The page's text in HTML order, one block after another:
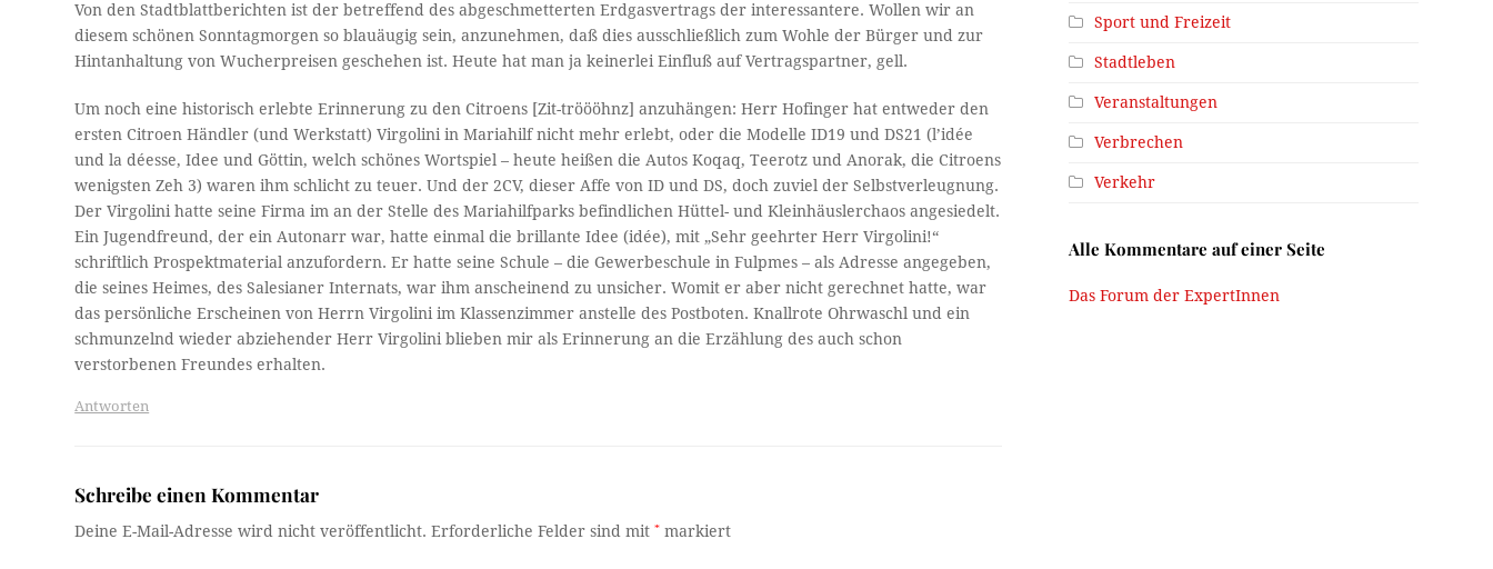
Von den Stadtblattberichten ist der betreffend des abgeschmetterten Erdgasvertrags der interessantere. Wollen wir an
diesem schönen Sonntagmorgen so blauäugig sein, anzunehmen, daß dies ausschließlich zum Wohle der Bürger und zur
Hintanhaltung von Wucherpreisen geschehen ist. Heute hat man ja keinerlei Einfluß auf Vertragspartner, gell.
Um noch eine historisch erlebte Erinnerung zu den Citroens [Zit-tröööhnz] anzuhängen: Herr Hofinger hat entweder den
ersten Citroen Händler (und Werkstatt) Virgolini in Mariahilf nicht mehr erlebt, oder die Modelle ID19 und DS21 (l’idée
und la déesse, Idee und Göttin, welch schönes Wortspiel – heute heißen die Autos Koqaq, Teerotz und Anorak, die Citroens
wenigsten Zeh 3) waren ihm schlicht zu teuer. Und der 2CV, dieser Affe von ID und DS, doch zuviel der Selbstverleugnung.
Der Virgolini hatte seine Firma im an der Stelle des Mariahilfparks befindlichen Hüttel- und Kleinhäuslerchaos angesiedelt.
Ein Jugendfreund, der ein Autonarr war, hatte einmal die brillante Idee (idée), mit „Sehr geehrter Herr Virgolini!“
schriftlich Prospektmaterial anzufordern. Er hatte seine Schule – die Gewerbeschule in Fulpmes – als Adresse angegeben,
die seines Heimes, des Salesianer Internats, war ihm anscheinend zu unsicher. Womit er aber nicht gerechnet hatte, war
das persönliche Erscheinen von Herrn Virgolini im Klassenzimmer anstelle des Postboten. Knallrote Ohrwaschl und ein
schmunzelnd wieder abziehender Herr Virgolini blieben mir als Erinnerung an die Erzählung des auch schon
verstorbenen Freundes erhalten.
Antworten
Schreibe einen Kommentar
Deine E-Mail-Adresse wird nicht veröffentlicht. Erforderliche Felder sind mit* markiert
Sport und Freizeit
Stadtleben
Veranstaltungen
Verbrechen
Verkehr
Alle Kommentare auf einer Seite
Das Forum der ExpertInnen